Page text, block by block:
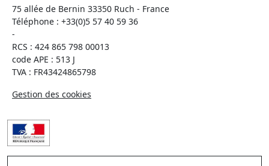
75 allée de Bernin 33350 Ruch - France
Téléphone : +33(0)5 57 40 59 36
-
RCS : 424 865 798 00013
code APE : 513 J
TVA : FR43424865798
Gestion des cookies